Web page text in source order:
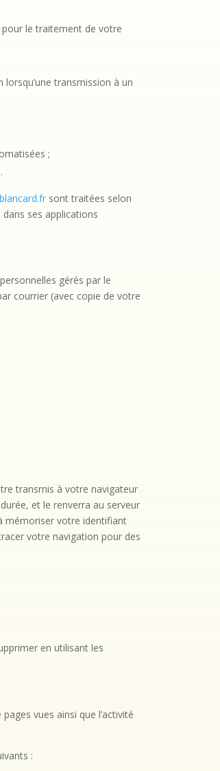
pour le traitement de votre
transmission à un
;
sont traitées selon
ses applications
gérés par le
courrier (avec copie de votre
transmis à votre navigateur
et le renverra au serveur
mémoriser votre identifiant
votre navigation pour des
en utilisant les
vues ainsi que l’activité
: